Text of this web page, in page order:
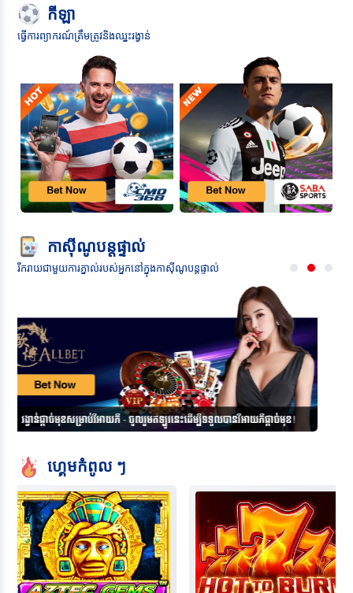
កីឡា
ធ្វើការព្យាករណ៍ត្រឹមត្រូវនិងឈ្នះរង្វាន់
កាស៊ីណូបន្តផ្ទាល់
រីករាយជាមួយការភ្នាល់របស់អ្នកនៅក្នុងកាស៊ីណូបន្តផ្ទាល់
ហ្គេមកំពូល ៗ
Play RTP 96.52 Pragmatic Play RTP 96.71
សហការីរបស់ពួកយើង